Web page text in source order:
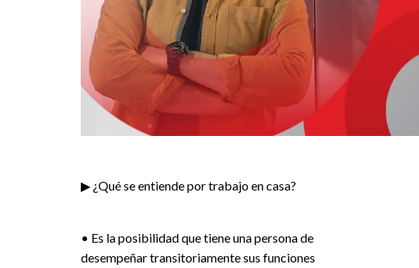
▶ ¿Qué se entiende por trabajo en casa?
• Es la posibilidad que tiene una persona de
desempeñar transitoriamente sus funciones